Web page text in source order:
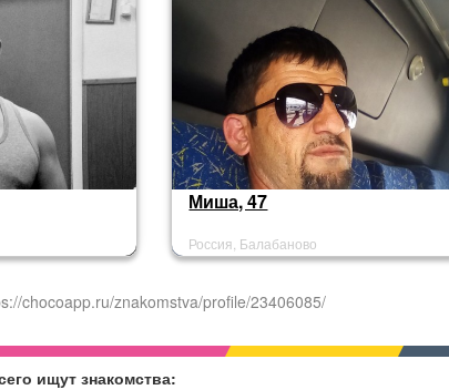
Миша, 47
Россия, Балабаново
chocoapp.ru/znakomstva/profile/23406085/
ищут знакомства: